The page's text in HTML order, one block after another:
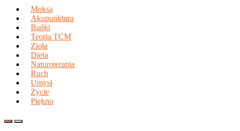
Moksa
Akupunktura
Bańki
Teoria TCM
Zioła
Dieta
Naturoterapia
Ruch
Umysł
Życie
Piękno